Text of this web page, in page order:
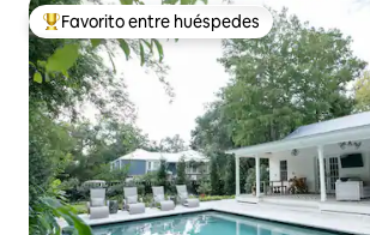
De los mejores en Favorito entre huéspedes
Favorito entre huéspedes